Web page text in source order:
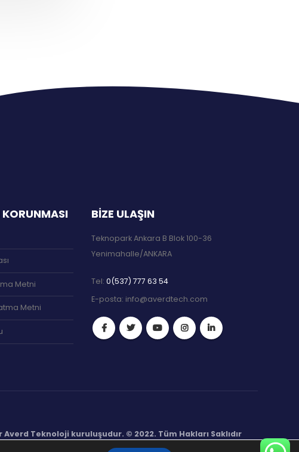
KORUNMASI
Metni
Metni
BIZE ULAŞIN
Teknopark Ankara B Blok 100-36
Yenimahalle/ANKARA
Tel: 0(537) 777 63 54
E-posta: info@averdtech.com
Averd Teknoloji kuruluşudur. © 2022. Tüm Hakları Saklıdır